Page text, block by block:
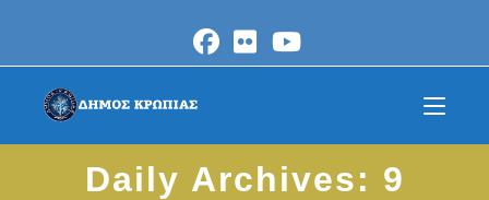
content
Daily Archives: 9